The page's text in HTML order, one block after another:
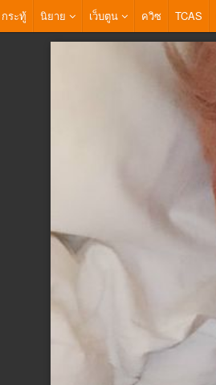
กระทู้ นิยาย เว็บตูน ควิซ TCAS